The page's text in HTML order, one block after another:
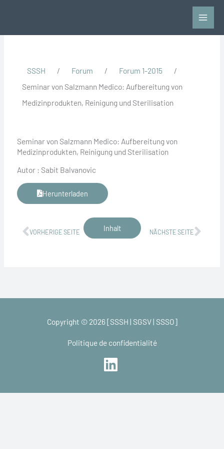
SSSH / Forum / Forum 1-2015
/
Seminar von Salzmann Medico: Aufbereitung von
Medizinprodukten, Reinigung und Sterilisation
Seminar von Salzmann Medico: Aufbereitung von
Medizinprodukten, Reinigung und Sterilisation
Autor : Sabit Balvanovic
Herunterladen
Zurück
VORHERIGE SEITE NÄCHSTE SEITE
Inhalt
Copyright © 2026 [SSSH | SGSV | SSSO]
Politique de confidentialité